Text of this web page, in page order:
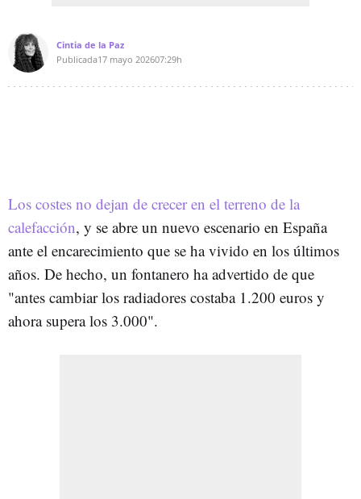
Cintia de la Paz
Publicada17 mayo 202607:29h
Los costes no dejan de crecer en el terreno de la
calefacción, y se abre un nuevo escenario en España
ante el encarecimiento que se ha vivido en los últimos
años. De hecho, un fontanero ha advertido de que
"antes cambiar los radiadores costaba 1.200 euros y
ahora supera los 3.000".